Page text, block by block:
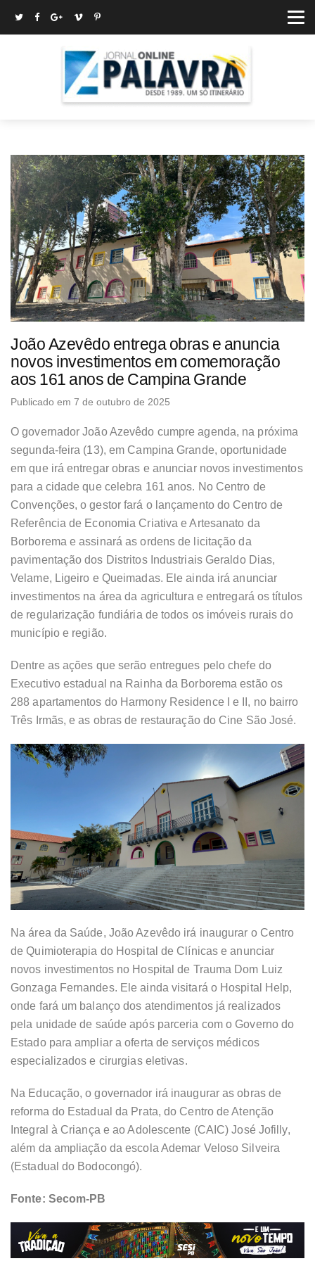
João Azevêdo entrega obras e anuncia
novos investimentos em comemoração
aos 161 anos de Campina Grande
Publicado em 7 de outubro de 2025
O governador João Azevêdo cumpre agenda, na próxima
segunda-feira (13), em Campina Grande, oportunidade
em que irá entregar obras e anunciar novos investimentos
para a cidade que celebra 161 anos. No Centro de
Convenções, o gestor fará o lançamento do Centro de
Referência de Economia Criativa e Artesanato da
Borborema e assinará as ordens de licitação da
pavimentação dos Distritos Industriais Geraldo Dias,
Velame, Ligeiro e Queimadas. Ele ainda irá anunciar
investimentos na área da agricultura e entregará os títulos
de regularização fundiária de todos os imóveis rurais do
município e região.
Dentre as ações que serão entregues pelo chefe do
Executivo estadual na Rainha da Borborema estão os
288 apartamentos do Harmony Residence I e II, no bairro
Três Irmãs, e as obras de restauração do Cine São José.
Na área da Saúde, João Azevêdo irá inaugurar o Centro
de Quimioterapia do Hospital de Clínicas e anunciar
novos investimentos no Hospital de Trauma Dom Luiz
Gonzaga Fernandes. Ele ainda visitará o Hospital Help,
onde fará um balanço dos atendimentos já realizados
pela unidade de saúde após parceria com o Governo do
Estado para ampliar a oferta de serviços médicos
especializados e cirurgias eletivas.
Na Educação, o governador irá inaugurar as obras de
reforma do Estadual da Prata, do Centro de Atenção
Integral à Criança e ao Adolescente (CAIC) José Jofilly,
além da ampliação da escola Ademar Veloso Silveira
(Estadual do Bodocongó).
Fonte: Secom-PB